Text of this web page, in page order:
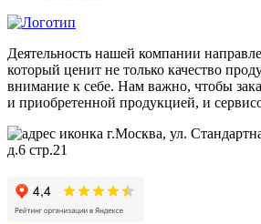
Деятельность нашей компании
который ценит не только качество
внимание к себе. Нам важно, чтобы
и приобретенной продукцией, и
г.Москва, ул.
д.6 стр.21